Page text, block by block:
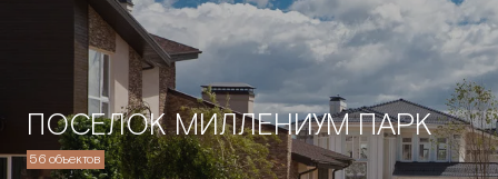
ПОСЕЛОК МИЛЛЕНИУМ ПАРК
56 объектов